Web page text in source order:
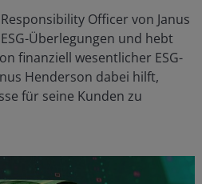
Officer von Janus
Überlegungen und hebt
finanziell wesentlicher ESG-
Henderson dabei hilft,
für seine Kunden zu